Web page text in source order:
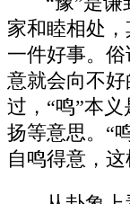
家和睦相处
一件好事。
意就会向不
过，“鸣”本
扬等意思。“
自鸣得意，这